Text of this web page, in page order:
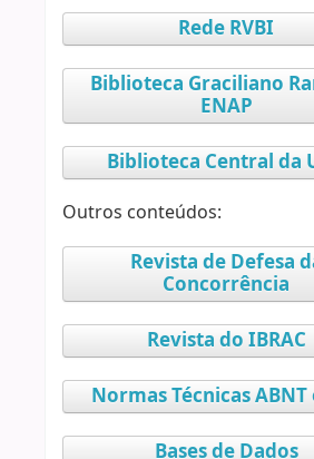
Rede RVBI
Biblioteca Graciliano
ENAP
Biblioteca Central da
Outros conteúdos:
Revista de Defesa
Concorrência
Revista do IBRAC
Normas Técnicas ABNT
Bases de Dados